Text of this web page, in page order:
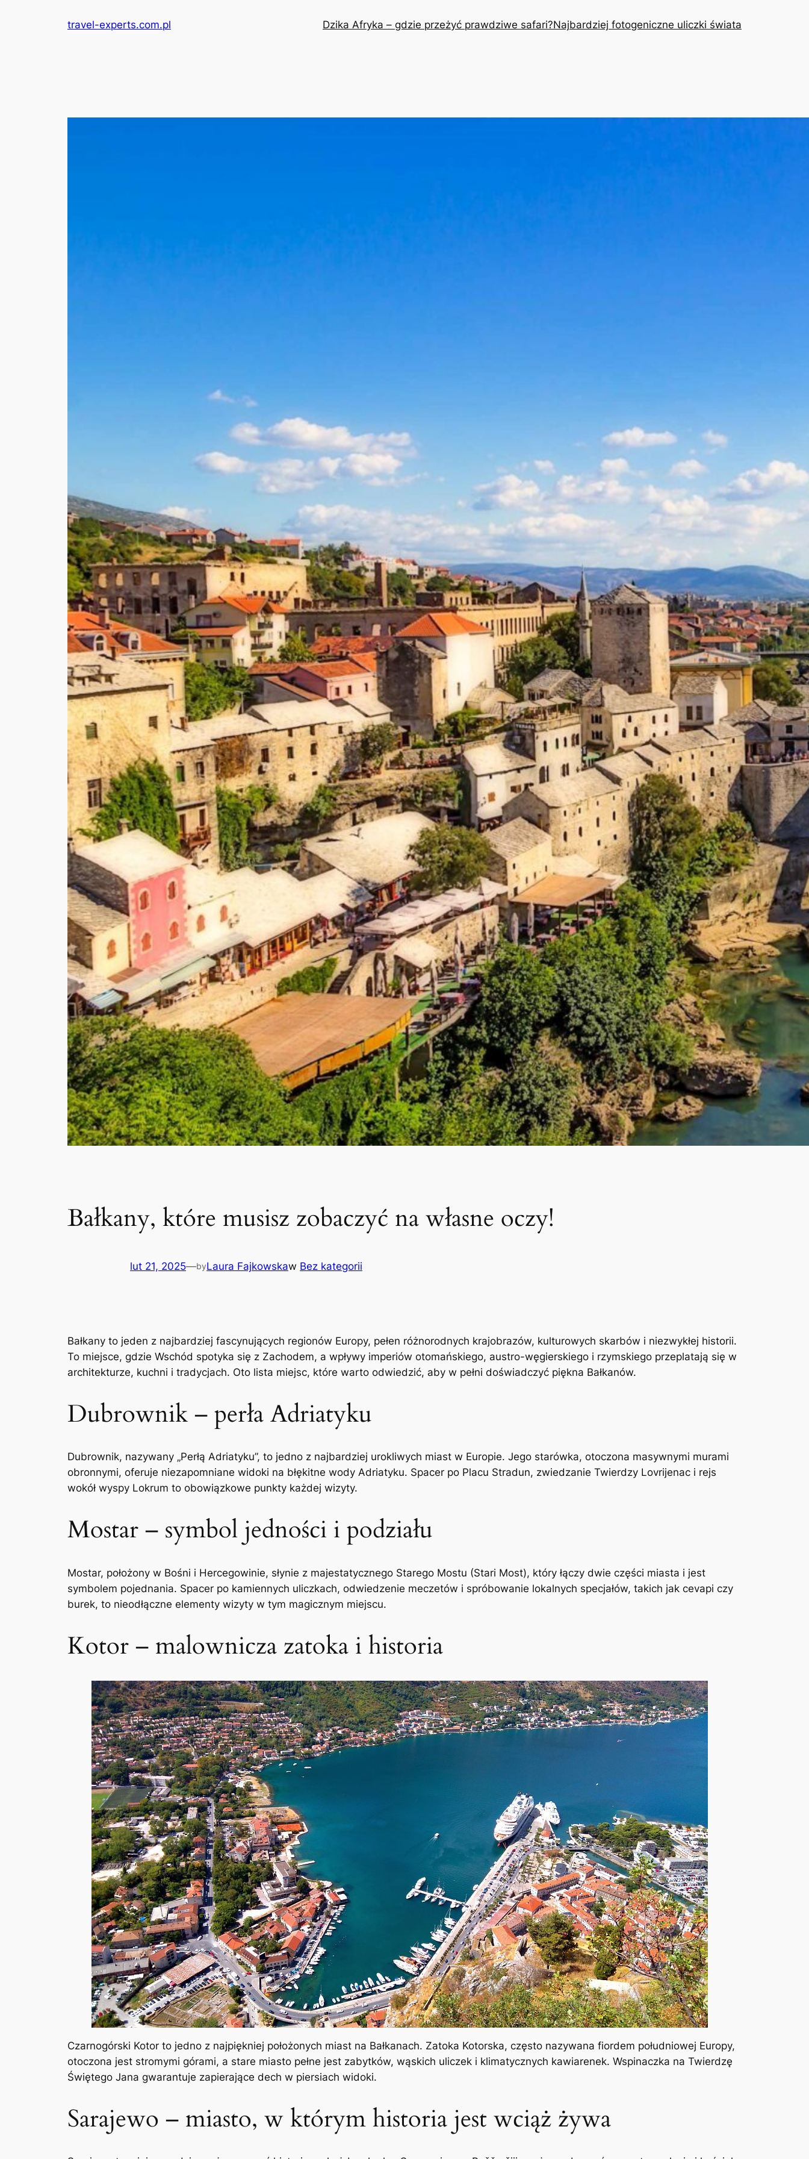
travel-experts.com.pl Dzika Afryka – gdzie przeżyć prawdziwe safari?Najbardziej fotogeniczne uliczki świata
Bałkany, które musisz zobaczyć na własne oczy!
lut 21, 2025—byLaura Fajkowskaw Bez kategorii
Bałkany to jeden z najbardziej fascynujących regionów Europy, pełen różnorodnych krajobrazów, kulturowych skarbów i niezwykłej historii.
To miejsce, gdzie Wschód spotyka się z Zachodem, a wpływy imperiów otomańskiego, austro-węgierskiego i rzymskiego przeplatają się w
architekturze, kuchni i tradycjach. Oto lista miejsc, które warto odwiedzić, aby w pełni doświadczyć piękna Bałkanów.
Dubrownik – perła Adriatyku
Dubrownik, nazywany „Perłą Adriatyku”, to jedno z najbardziej urokliwych miast w Europie. Jego starówka, otoczona masywnymi murami
obronnymi, oferuje niezapomniane widoki na błękitne wody Adriatyku. Spacer po Placu Stradun, zwiedzanie Twierdzy Lovrijenac i rejs
wokół wyspy Lokrum to obowiązkowe punkty każdej wizyty.
Mostar – symbol jedności i podziału
Mostar, położony w Bośni i Hercegowinie, słynie z majestatycznego Starego Mostu (Stari Most), który łączy dwie części miasta i jest
symbolem pojednania. Spacer po kamiennych uliczkach, odwiedzenie meczetów i spróbowanie lokalnych specjałów, takich jak cevapi czy
burek, to nieodłączne elementy wizyty w tym magicznym miejscu.
Kotor – malownicza zatoka i historia
Czarnogórski Kotor to jedno z najpiękniej położonych miast na Bałkanach. Zatoka Kotorska, często nazywana fiordem południowej Europy,
otoczona jest stromymi górami, a stare miasto pełne jest zabytków, wąskich uliczek i klimatycznych kawiarenek. Wspinaczka na Twierdzę
Świętego Jana gwarantuje zapierające dech w piersiach widoki.
Sarajewo – miasto, w którym historia jest wciąż żywa